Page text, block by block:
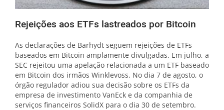
Rejeições aos ETFs lastreados por Bitcoin
As declarações de Barhydt seguem rejeições de ETFs
baseados em Bitcoin amplamente divulgadas. Em julho, a
SEC rejeitou uma apelação relacionada a um ETF baseado
em Bitcoin dos irmãos Winklevoss. No dia 7 de agosto, o
órgão regulador adiou sua decisão sobre os ETFs da
empresa de investimento VanEck e da companhia de
serviços financeiros SolidX para o dia 30 de setembro.